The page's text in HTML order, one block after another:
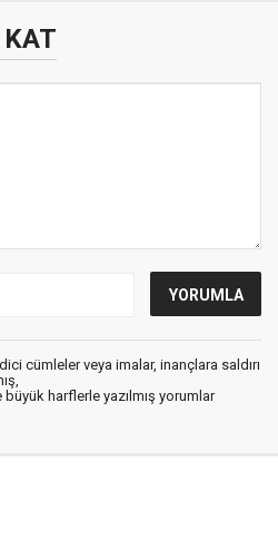
cümleler veya imalar, inançlara saldırı
harflerle yazılmış yorumlar